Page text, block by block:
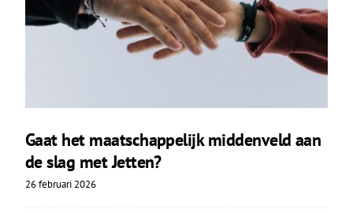
Gaat het maatschappelijk middenveld aan
de slag met Jetten?
26 februari 2026